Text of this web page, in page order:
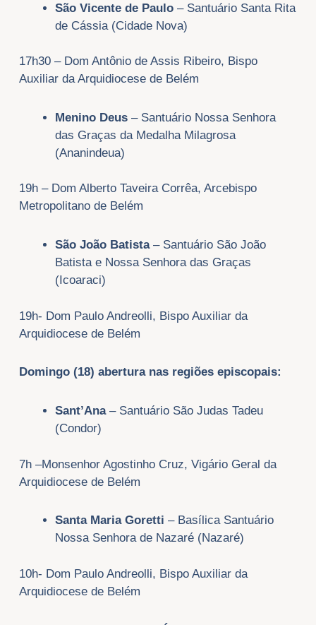
São Vicente de Paulo– Santuário Santa Rita
de Cássia (Cidade Nova)
17h30 – Dom Antônio de Assis Ribeiro, Bispo
Auxiliar da Arquidiocese de Belém
Menino Deus– Santuário Nossa Senhora
das Graças da Medalha Milagrosa
(Ananindeua)
19h – Dom Alberto Taveira Corrêa, Arcebispo
Metropolitano de Belém
São João Batista– Santuário São João
Batista e Nossa Senhora das Graças
(Icoaraci)
19h- Dom Paulo Andreolli, Bispo Auxiliar da
Arquidiocese de Belém
Domingo (18) abertura nas regiões episcopais:
Sant’Ana– Santuário São Judas Tadeu
(Condor)
7h –Monsenhor Agostinho Cruz, Vigário Geral da
Arquidiocese de Belém
Santa Maria Goretti – Basílica Santuário
Nossa Senhora de Nazaré (Nazaré)
10h- Dom Paulo Andreolli, Bispo Auxiliar da
Arquidiocese de Belém